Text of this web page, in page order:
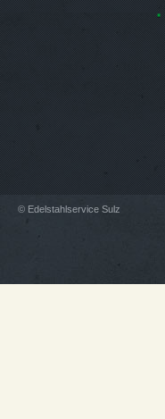
© Edelstahlservice Sulz